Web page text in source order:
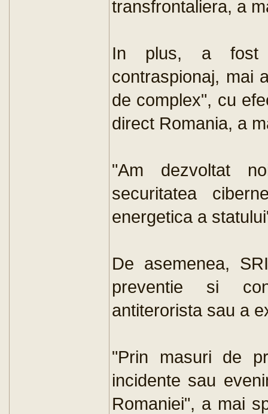
transfrontaliera, a
In plus, a fost
contraspionaj, mai
de complex", cu
direct Romania, a
"Am dezvoltat
securitatea
energetica a
De asemenea,
preventie si
antiterorista sau a
"Prin masuri de
incidente sau
Romaniei", a mai